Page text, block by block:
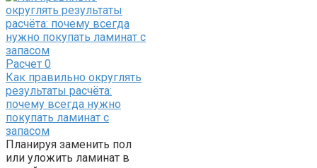
Расчет 0
Как правильно округлять
результаты расчёта:
почему всегда нужно
покупать ламинат с
запасом
Планируя заменить пол
или уложить ламинат в